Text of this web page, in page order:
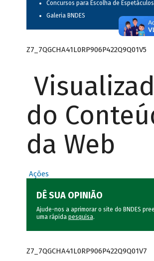
Concursos para Escolha de
Galeria BNDES
Z7_7QGCHA41L0RP906P422Q9Q01V5
do
da Web
Ações
DÊ SUA OPINIÃO
Ajude-nos a aprimorar o site do BNDES
uma rápida pesquisa.
Z7_7QGCHA41L0RP906P422Q9Q01V7